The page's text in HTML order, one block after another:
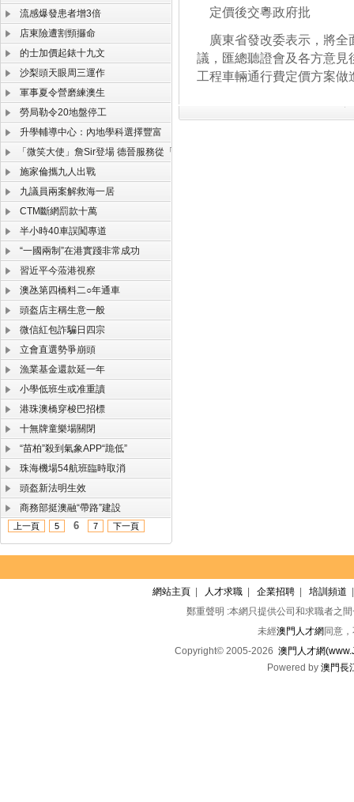
流感爆發患者增3倍
店東險遭割頸攞命
的士加價起錶十九文
沙梨頭天眼周三運作
軍事夏令營磨練澳生
勞局勒令20地盤停工
升學輔導中心：內地學科選擇豐富
「微笑大使」詹Sir登場 德晉服務從「心」定義
施家倫攜九人出戰
九議員兩案解救海一居
CTM斷網罰款十萬
半小時40車誤闖專道
“一國兩制”在港實踐非常成功
習近平今蒞港視察
澳氹第四橋料二○年通車
頭盔店主稱生意一般
微信紅包詐騙日四宗
立會直選勢爭崩頭
漁業基金還款延一年
小學低班生或准重讀
港珠澳橋穿梭巴招標
十無牌童樂場關閉
“苗柏”殺到氣象APP“跪低”
珠海機場54航班臨時取消
頭盔新法明生效
商務部挺澳融“帶路”建設
上一頁 5 6 7 下一頁
定價後交粵政府批
廣東省發改委表示，將全
議，匯總聽證會及各方意
工程車輛通行費定價方案
網站主頁 人才求職 企業招聘 培訓頻道
鄭重聲明 :本網只提供公司和求職者之
未經澳門人才網 同意
Copyright© 2005-2026 澳門人才網
Powered by 澳門長